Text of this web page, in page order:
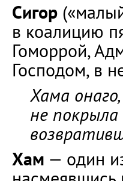
Сигор
в коалицию
Гоморрой,
Господом, в
Хама
не покрыла
Хам — один